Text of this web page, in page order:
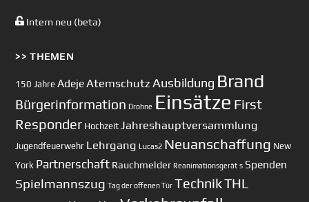
Intern neu (beta)
>> THEMEN
150 Jahre AdejeAtemschutz Ausbildung Brand
Bürgerinformation Drohne Einsätze First
Responder Hochzeit Jahreshauptversammlung
Jugendfeuerwehr Lehrgang Lucas2 Neuanschaffung New
York Partnerschaft Rauchmelder Reanimationsgerät s Spenden
Spielmannszug Tag der offenen Tür TechnikTHL